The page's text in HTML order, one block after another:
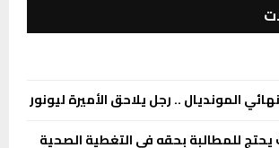
المونديال .. رجل يلاحق الأميرة ليونور
يحتج للمطالبة بحقه في التغطية الصحية